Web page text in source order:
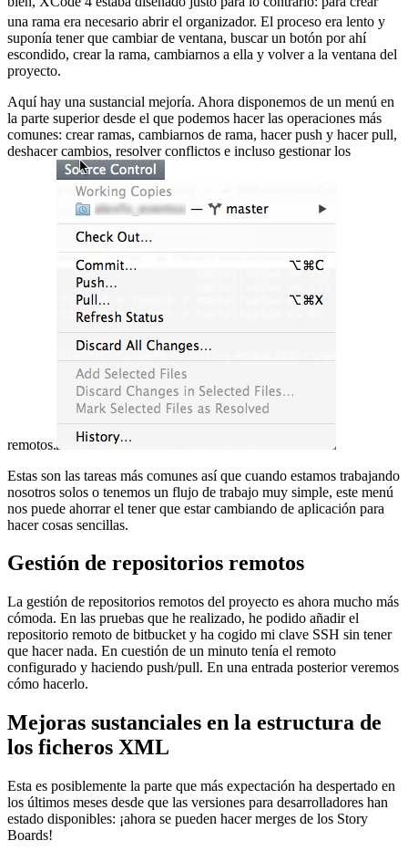
una rama era necesario abrir el organizador. El proceso era lento y
suponía tener que cambiar de ventana, buscar un botón por ahí
escondido, crear la rama, cambiarnos a ella y volver a la ventana del
proyecto.
Aquí hay una sustancial mejoría. Ahora disponemos de un menú en
la parte superior desde el que podemos hacer las operaciones más
comunes: crear ramas, cambiarnos de rama, hacer push y hacer pull,
deshacer cambios, resolver conflictos e incluso gestionar los
remotos.
Estas son las tareas más comunes así que cuando estamos trabajando
nosotros solos o tenemos un flujo de trabajo muy simple, este menú
nos puede ahorrar el tener que estar cambiando de aplicación para
hacer cosas sencillas.
Gestión de repositorios remotos
La gestión de repositorios remotos del proyecto es ahora mucho más
cómoda. En las pruebas que he realizado, he podido añadir el
repositorio remoto de bitbucket y ha cogido mi clave SSH sin tener
que hacer nada. En cuestión de un minuto tenía el remoto
configurado y haciendo push/pull. En una entrada posterior veremos
cómo hacerlo.
Mejoras sustanciales en la estructura de
los ficheros XML
Esta es posiblemente la parte que más expectación ha despertado en
los últimos meses desde que las versiones para desarrolladores han
estado disponibles: ¡ahora se pueden hacer merges de los Story
Boards!